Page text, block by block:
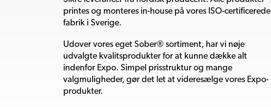
printes og monteres in-house på vores ISO-certificerede
fabrik i Sverige.
Udover vores eget Sober® sortiment, har vi nøje
udvalgte kvalitsprodukter for at kunne dække alt
indenfor Expo. Simpel prisstruktur og mange
valgmuligheder, gør det let at videresælge vores Expo-
produkter.